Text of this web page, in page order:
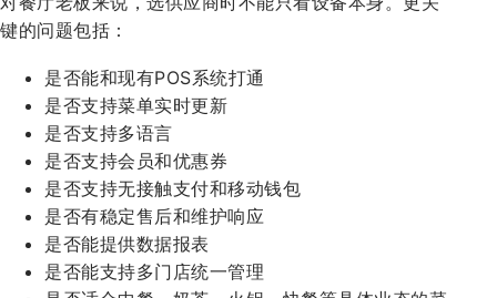
键的问题包括：
是否能和现有POS系统打通
是否支持菜单实时更新
是否支持多语言
是否支持会员和优惠券
是否支持无接触支付和移动钱包
是否有稳定售后和维护响应
是否能提供数据报表
是否能支持多门店统一管理